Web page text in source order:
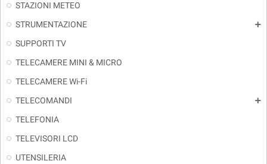
STAZIONI METEO
STRUMENTAZIONE
add
SUPPORTI TV
TELECAMERE MINI & MICRO
TELECAMERE Wi-Fi
TELECOMANDI
add
TELEFONIA
TELEVISORI LCD
UTENSILERIA